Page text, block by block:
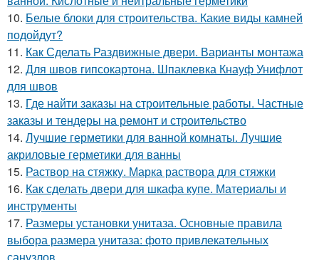
10. Белые блоки для строительства. Какие виды камней
подойдут?
11. Как Сделать Раздвижные двери. Варианты монтажа
12. Для швов гипсокартона. Шпаклевка Кнауф Унифлот
для швов
13. Где найти заказы на строительные работы. Частные
заказы и тендеры на ремонт и строительство
14. Лучшие герметики для ванной комнаты. Лучшие
акриловые герметики для ванны
15. Раствор на стяжку. Марка раствора для стяжки
16. Как сделать двери для шкафа купе. Материалы и
инструменты
17. Размеры установки унитаза. Основные правила
выбора размера унитаза: фото привлекательных
санузлов